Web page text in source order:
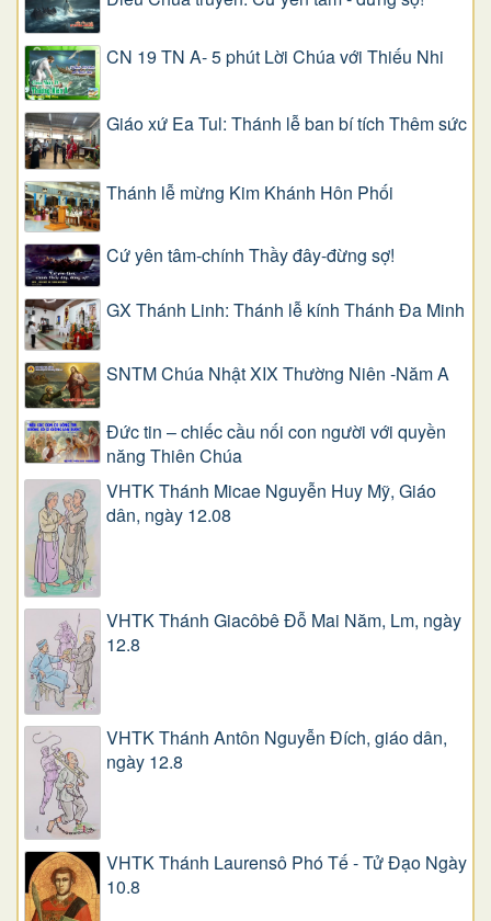
CN 19 TN A- 5 phút Lời Chúa với Thiếu Nhi
Giáo xứ Ea Tul: Thánh lễ ban bí tích Thêm sức
Thánh lễ mừng Kim Khánh Hôn Phối
Cứ yên tâm-chính Thầy đây-đừng sợ!
GX Thánh Linh: Thánh lễ kính Thánh Đa Minh
SNTM Chúa Nhật XIX Thường Niên -Năm A
Đức tin – chiếc cầu nối con người với quyền
năng Thiên Chúa
VHTK Thánh Micae Nguyễn Huy Mỹ, Giáo
dân, ngày 12.08
VHTK Thánh Giacôbê Ðỗ Mai Năm, Lm, ngày
12.8
VHTK Thánh Antôn Nguyễn Ðích, giáo dân,
ngày 12.8
VHTK Thánh Laurensô Phó Tế - Tử Đạo Ngày
10.8